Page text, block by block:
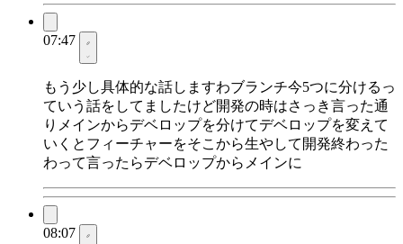
07:47
もう少し具体的な話しますわブランチ今5つに分けるっ
ていう話をしてましたけど開発の時はさっき言った通
りメインからデベロップを分けてデベロップを変えて
いくとフィーチャーをそこから生やして開発終わった
わって言ったらデベロップからメインに
08:07